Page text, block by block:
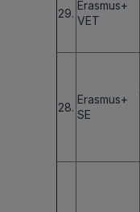
29.
Erasmus+
VET
28.
Erasmus+
SE